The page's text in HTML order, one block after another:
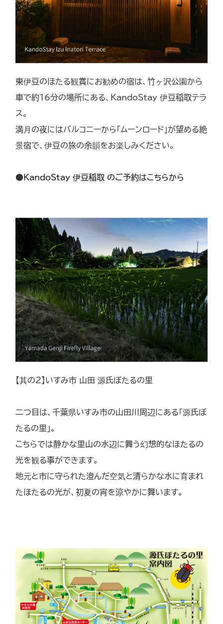
東伊豆のほたる観賞にお勧めの宿は、竹ヶ沢公園から
車で約16分の場所にある、KandoStay 伊豆稲取テラ
ス。
満月の夜にはバルコニーから「ムーンロード」が望める絶
景宿で、伊豆の旅の余韻をお楽しみください。
●KandoStay 伊豆稲取 のご予約はこちらから
【其の2】いすみ市 山田 源氏ぼたるの里
二つ目は、千葉県いすみ市の山田川周辺にある「源氏ぼ
たるの里」。
こちらでは静かな里山の水辺に舞う幻想的なほたるの
光を観る事ができます。
地元と市に守られた澄んだ空気と清らかな水に育まれ
たほたるの光が、初夏の宵を涼やかに舞います。